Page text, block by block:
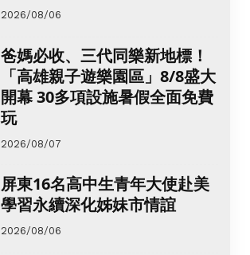
2026/08/06
爸媽必收、三代同樂新地標！
「高雄親子遊樂園區」8/8盛大
開幕 30多項設施暑假全面免費
玩
2026/08/07
屏東16名高中生青年大使赴美
學習永續深化姊妹市情誼
2026/08/06